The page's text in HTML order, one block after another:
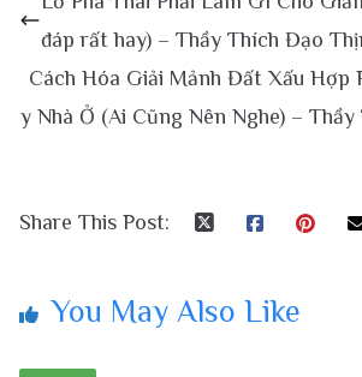
đáp rất hay) – Thầy Thích Đạo
Cách Hóa Giải Mảnh Đất Xấu Hợp
y Nhà Ở (Ai Cũng Nên Nghe) –
Share This Post:
You May Also Like